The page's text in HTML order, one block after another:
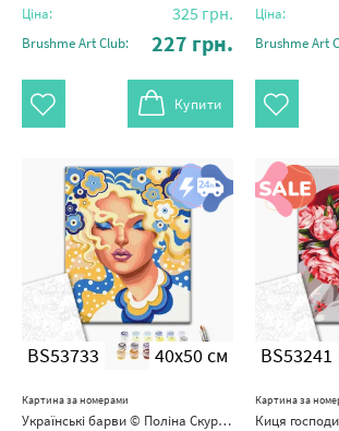
Ціна: 325 грн.
Brushme Art Club: 227 грн.
Купити
Ціна:
Brushme Art
BS53733 40x50 см
Картина за номерами
Українські барви © Поліна Скурихіна
BS53241
Картина за
Киця